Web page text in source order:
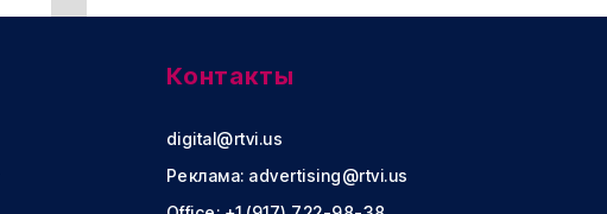
Контакты
digital@rtvi.us
Реклама: advertising@rtvi.us